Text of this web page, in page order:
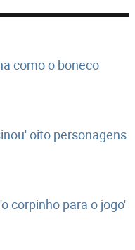
como o boneco
oito personagens
corpinho para o jogo'